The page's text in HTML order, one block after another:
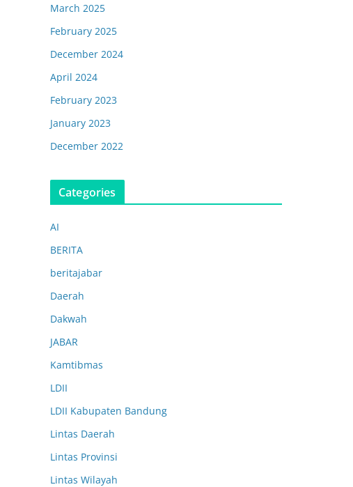
March 2025
February 2025
December 2024
April 2024
February 2023
January 2023
December 2022
Categories
AI
BERITA
beritajabar
Daerah
Dakwah
JABAR
Kamtibmas
LDII
LDII Kabupaten Bandung
Lintas Daerah
Lintas Provinsi
Lintas Wilayah